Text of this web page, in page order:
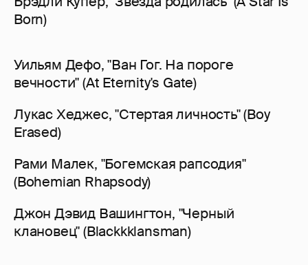
Born)
Уильям Дефо, "Ван Гог. На пороге
вечности" (At Eternity's Gate)
Лукас Хеджес, "Стертая личность" (Boy
Erased)
Рами Малек, "Богемская рапсодия"
(Bohemian Rhapsody)
Джон Дэвид Вашингтон, "Черный
клановец" (Blackkklansman)